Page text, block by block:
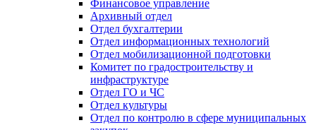
Финансовое управление
Архивный отдел
Отдел бухгалтерии
Отдел информационных технологий
Отдел мобилизационной подготовки
Комитет по градостроительству и
инфраструктуре
Отдел ГО и ЧС
Отдел культуры
Отдел по контролю в сфере муниципальных